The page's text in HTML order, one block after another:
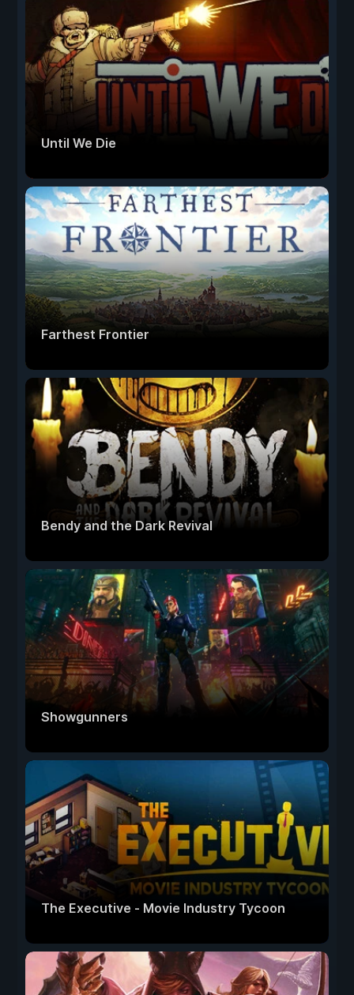
Until We Die
Farthest Frontier
Bendy and the Dark Revival
Showgunners
The Executive - Movie Industry Tycoon